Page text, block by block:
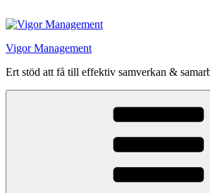
till
Vigor Management
Ert stöd att få till effektiv samverkan &